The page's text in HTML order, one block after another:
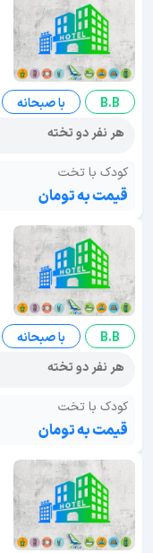
B.B
با صبحانه
هر نفر دو تخته
کودک با تخت
قیمت به تومان
B.B
با صبحانه
هر نفر دو تخته
کودک با تخت
قیمت به تومان